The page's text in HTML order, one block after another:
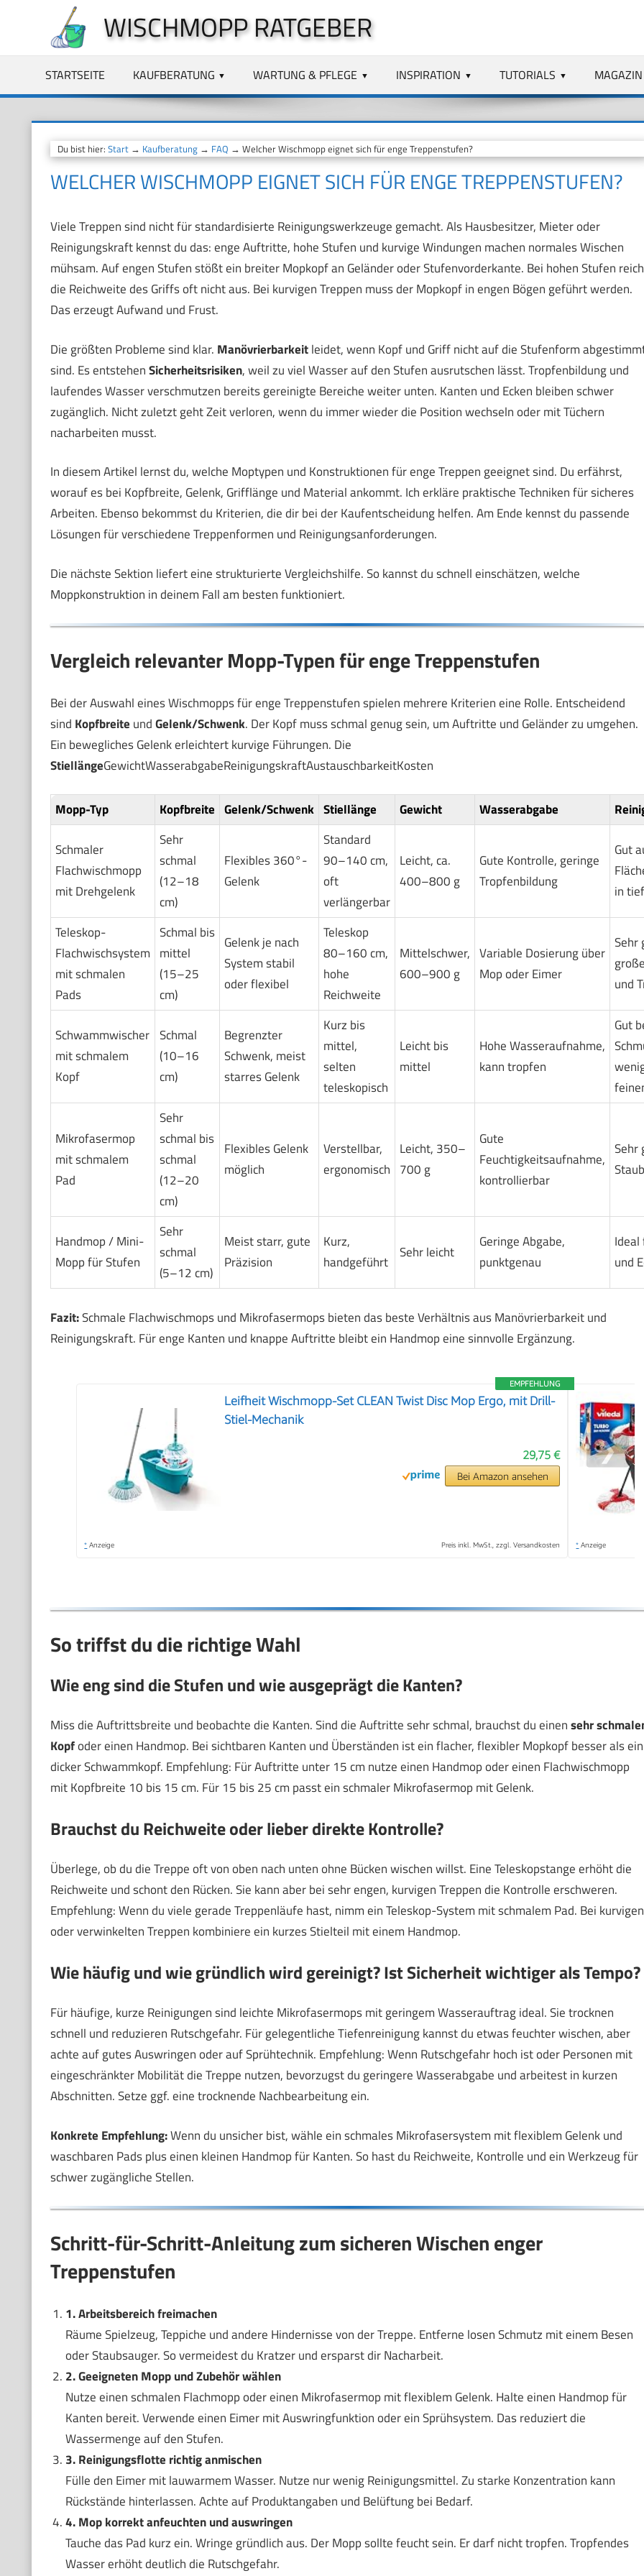
springen
WISCHMOPP RATGEBER
STARTSEITE KAUFBERATUNG WARTUNG & PFLEGE INSPIRATION TUTORIALS MAGAZIN
Du bist hier: Start→ Kaufberatung→ FAQ → Welcher Wischmopp eignet sich für enge Treppenstufen?
WELCHER WISCHMOPP EIGNET SICH FÜR ENGE TREPPENSTUFEN?
Viele Treppen sind nicht für standardisierte Reinigungswerkzeuge gemacht. Als Hausbesitzer, Mieter oder
Reinigungskraft kennst du das: enge Auftritte, hohe Stufen und kurvige Windungen machen normales Wischen
mühsam. Auf engen Stufen stößt ein breiter Mopkopf an Geländer oder Stufenvorderkante. Bei hohen Stufen
die Reichweite des Griffs oft nicht aus. Bei kurvigen Treppen muss der Mopkopf in engen Bögen geführt werden.
Das erzeugt Aufwand und Frust.
Die größten Probleme sind klar. Manövrierbarkeitleidet, wenn Kopf und Griff nicht auf die Stufenform
sind. Es entstehenSicherheitsrisiken, weil zu viel Wasser auf den Stufen ausrutschen lässt. Tropfenbildung und
laufendes Wasser verschmutzen bereits gereinigte Bereiche weiter unten. Kanten und Ecken bleiben schwer
zugänglich. Nicht zuletzt geht Zeit verloren, wenn du immer wieder die Position wechseln oder mit Tüchern
nacharbeiten musst.
In diesem Artikel lernst du, welche Moptypen und Konstruktionen für enge Treppen geeignet sind. Du erfährst,
worauf es bei Kopfbreite, Gelenk, Grifflänge und Material ankommt. Ich erkläre praktische Techniken für sicheres
Arbeiten. Ebenso bekommst du Kriterien, die dir bei der Kaufentscheidung helfen. Am Ende kennst du passende
Lösungen für verschiedene Treppenformen und Reinigungsanforderungen.
Die nächste Sektion liefert eine strukturierte Vergleichshilfe. So kannst du schnell einschätzen, welche
Moppkonstruktion in deinem Fall am besten funktioniert.
Vergleich relevanter Mopp-Typen für enge Treppenstufen
Bei der Auswahl eines Wischmopps für enge Treppenstufen spielen mehrere Kriterien eine Rolle. Entscheidend
sind Kopfbreite undGelenk/Schwenk. Der Kopf muss schmal genug sein, um Auftritte und Geländer zu umgehen.
Ein bewegliches Gelenk erleichtert kurvige Führungen. Die
StiellängeGewichtWasserabgabeReinigungskraftAustauschbarkeitKosten
Mopp-Typ Kopfbreite Gelenk/Schwenk Stiellänge Gewicht Wasserabgabe
Schmaler
Flachwischmopp
mit Drehgelenk
Sehr
schmal
(12–18
cm)
Flexibles 360°-
Gelenk
Standard
90–140 cm,
oft
verlängerbar
Leicht, ca.
400–800 g
Gute Kontrolle, geringe
Tropfenbildung
Gut
in
Teleskop-
Flachwischsystem
mit schmalen
Pads
Schmal bis
mittel
(15–25
cm)
Gelenk je nach
System stabil
oder flexibel
Teleskop
80–160 cm,
hohe
Reichweite
Mittelschwer,
600–900 g
Variable Dosierung über
Mop oder Eimer
Sehr
und
Schwammwischer
mit schmalem
Kopf
Schmal
(10–16
cm)
Begrenzter
Schwenk, meist
starres Gelenk
Kurz bis
mittel,
selten
teleskopisch
Leicht bis
mittel
Hohe Wasseraufnahme,
kann tropfen
Gut
Mikrofasermop
mit schmalem
Pad
Sehr
schmal bis
schmal
(12–20
cm)
Flexibles Gelenk
möglich
Verstellbar,
ergonomisch
Leicht, 350–
700 g
Gute
Feuchtigkeitsaufnahme,
kontrollierbar
Sehr
Handmop / Mini-
Mopp für Stufen
Sehr
schmal
(5–12 cm)
Meist starr, gute
Präzision
Kurz,
handgeführt
Sehr leicht
Geringe Abgabe,
punktgenau
und
Fazit:Schmale Flachwischmops und Mikrofasermops bieten das beste Verhältnis aus Manövrierbarkeit und
Reinigungskraft. Für enge Kanten und knappe Auftritte bleibt ein Handmop eine sinnvolle Ergänzung.
EMPFEHLUNG
Leifheit Wischmopp-Set CLEAN Twist Disc Mop Ergo, mit Drill-
Stiel-Mechanik
29,75 €
Bei Amazon ansehen
* Anzeige Preis inkl. MwSt., zzgl. Versandkosten * Anzeige
❯
So triffst du die richtige Wahl
Wie eng sind die Stufen und wie ausgeprägt die Kanten?
Miss die Auftrittsbreite und beobachte die Kanten. Sind die Auftritte sehr schmal, brauchst du einensehr
Kopfoder einen Handmop. Bei sichtbaren Kanten und Überständen ist ein flacher, flexibler Mopkopf besser als ein
dicker Schwammkopf. Empfehlung: Für Auftritte unter 15 cm nutze einen Handmop oder einen Flachwischmopp
mit Kopfbreite 10 bis 15 cm. Für 15 bis 25 cm passt ein schmaler Mikrofasermop mit Gelenk.
Brauchst du Reichweite oder lieber direkte Kontrolle?
Überlege, ob du die Treppe oft von oben nach unten ohne Bücken wischen willst. Eine Teleskopstange erhöht die
Reichweite und schont den Rücken. Sie kann aber bei sehr engen, kurvigen Treppen die Kontrolle erschweren.
Empfehlung: Wenn du viele gerade Treppenläufe hast, nimm ein Teleskop-System mit schmalem Pad. Bei kurvigen
oder verwinkelten Treppen kombiniere ein kurzes Stielteil mit einem Handmop.
Wie häufig und wie gründlich wird gereinigt? Ist Sicherheit wichtiger als Tempo?
Für häufige, kurze Reinigungen sind leichte Mikrofasermops mit geringem Wasserauftrag ideal. Sie trocknen
schnell und reduzieren Rutschgefahr. Für gelegentliche Tiefenreinigung kannst du etwas feuchter wischen, aber
achte auf gutes Auswringen oder auf Sprühtechnik. Empfehlung: Wenn Rutschgefahr hoch ist oder Personen mit
eingeschränkter Mobilität die Treppe nutzen, bevorzugst du geringere Wasserabgabe und arbeitest in kurzen
Abschnitten. Setze ggf. eine trocknende Nachbearbeitung ein.
Konkrete Empfehlung:Wenn du unsicher bist, wähle ein schmales Mikrofasersystem mit flexiblem Gelenk und
waschbaren Pads plus einen kleinen Handmop für Kanten. So hast du Reichweite, Kontrolle und ein Werkzeug für
schwer zugängliche Stellen.
Schritt-für-Schritt-Anleitung zum sicheren Wischen enger
Treppenstufen
1. Arbeitsbereich freimachen
Räume Spielzeug, Teppiche und andere Hindernisse von der Treppe. Entferne losen Schmutz mit einem Besen
oder Staubsauger. So vermeidest du Kratzer und ersparst dir Nacharbeit.
2. Geeigneten Mopp und Zubehör wählen
Nutze einen schmalen Flachmopp oder einen Mikrofasermop mit flexiblem Gelenk. Halte einen Handmop für
Kanten bereit. Verwende einen Eimer mit Auswringfunktion oder ein Sprühsystem. Das reduziert die
Wassermenge auf den Stufen.
3. Reinigungsflotte richtig anmischen
Fülle den Eimer mit lauwarmem Wasser. Nutze nur wenig Reinigungsmittel. Zu starke Konzentration kann
Rückstände hinterlassen. Achte auf Produktangaben und Belüftung bei Bedarf.
4. Mop korrekt anfeuchten und auswringen
Tauche das Pad kurz ein. Wringe gründlich aus. Der Mopp sollte feucht sein. Er darf nicht tropfen. Tropfendes
Wasser erhöht deutlich die Rutschgefahr.